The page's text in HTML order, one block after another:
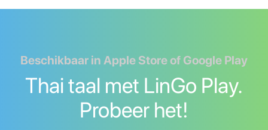
Beschikbaar in Apple Store of Google Play
Thai taal met LinGo Play.
Probeer het!